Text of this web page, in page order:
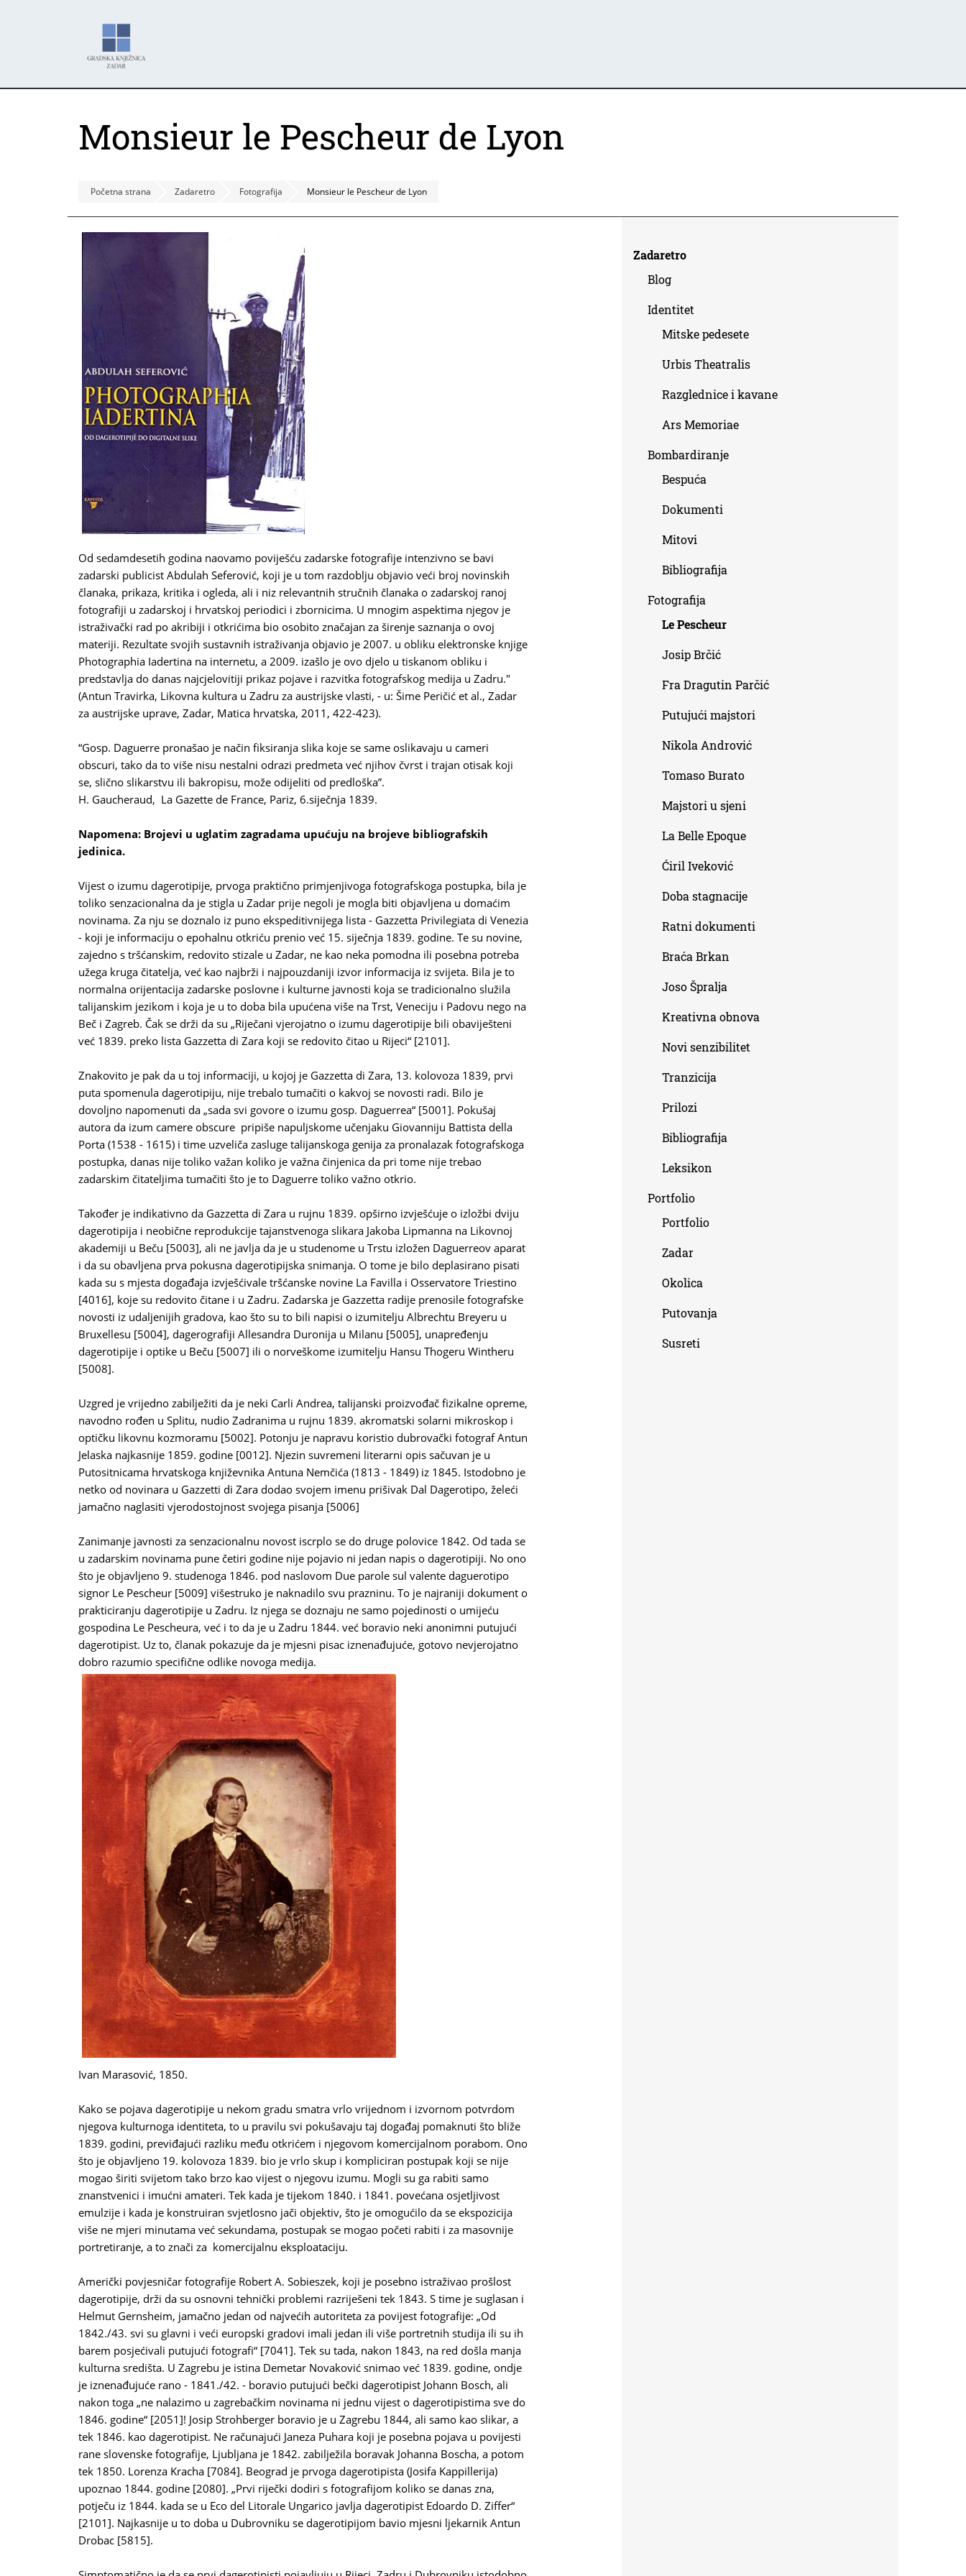
Monsieur le Pescheur de Lyon
Početna strana Zadaretro Fotografija Monsieur le Pescheur de Lyon
Od sedamdesetih godina naovamo poviješću zadarske fotografije intenzivno se bavi
zadarski publicist Abdulah Seferović, koji je u tom razdoblju objavio veći broj novinskih
članaka, prikaza, kritika i ogleda, ali i niz relevantnih stručnih članaka o zadarskoj ranoj
fotografiji u zadarskoj i hrvatskoj periodici i zbornicima. U mnogim aspektima njegov je
istraživački rad po akribiji i otkrićima bio osobito značajan za širenje saznanja o ovoj
materiji. Rezultate svojih sustavnih istraživanja objavio je 2007. u obliku elektronske knjige
Photographia Iadertina na internetu, a 2009. izašlo je ovo djelo u tiskanom obliku i
predstavlja do danas najcjelovitiji prikaz pojave i razvitka fotografskog medija u Zadru."
(Antun Travirka, Likovna kultura u Zadru za austrijske vlasti, - u: Šime Peričić et al., Zadar
za austrijske uprave, Zadar, Matica hrvatska, 2011, 422-423).
“Gosp. Daguerre pronašao je način fiksiranja slika koje se same oslikavaju u cameri
obscuri, tako da to više nisu nestalni odrazi predmeta već njihov čvrst i trajan otisak koji
se, slično slikarstvu ili bakropisu, može odijeliti od predloška”.
H. Gaucheraud, La Gazette de France, Pariz, 6.siječnja 1839.
Napomena: Brojevi u uglatim zagradama upućuju na brojeve bibliografskih
jedinica.
Vijest o izumu dagerotipije, prvoga praktično primjenjivoga fotografskoga postupka, bila je
toliko senzacionalna da je stigla u Zadar prije negoli je mogla biti objavljena u domaćim
novinama. Za nju se doznalo iz puno ekspeditivnijega lista - Gazzetta Privilegiata di Venezia
- koji je informaciju o epohalnu otkriću prenio već 15. siječnja 1839. godine. Te su novine,
zajedno s tršćanskim, redovito stizale u Zadar, ne kao neka pomodna ili posebna potreba
užega kruga čitatelja, već kao najbrži i najpouzdaniji izvor informacija iz svijeta. Bila je to
normalna orijentacija zadarske poslovne i kulturne javnosti koja se tradicionalno služila
talijanskim jezikom i koja je u to doba bila upućena više na Trst, Veneciju i Padovu nego na
Beč i Zagreb. Čak se drži da su „Riječani vjerojatno o izumu dagerotipije bili obaviješteni
već 1839. preko lista Gazzetta di Zara koji se redovito čitao u Rijeci“ [2101].
Znakovito je pak da u toj informaciji, u kojoj je Gazzetta di Zara, 13. kolovoza 1839, prvi
puta spomenula dagerotipiju, nije trebalo tumačiti o kakvoj se novosti radi. Bilo je
dovoljno napomenuti da „sada svi govore o izumu gosp. Daguerrea“ [5001]. Pokušaj
autora da izum camere obscure pripiše napuljskome učenjaku Giovanniju Battista della
Porta (1538 - 1615) i time uzveliča zasluge talijanskoga genija za pronalazak fotografskoga
postupka, danas nije toliko važan koliko je važna činjenica da pri tome nije trebao
zadarskim čitateljima tumačiti što je to Daguerre toliko važno otkrio.
Također je indikativno da Gazzetta di Zara u rujnu 1839. opširno izvješćuje o izložbi dviju
dagerotipija i neobične reprodukcije tajanstvenoga slikara Jakoba Lipmanna na Likovnoj
akademiji u Beču [5003], ali ne javlja da je u studenome u Trstu izložen Daguerreov aparat
i da su obavljena prva pokusna dagerotipijska snimanja. O tome je bilo deplasirano pisati
kada su s mjesta događaja izvješćivale tršćanske novine La Favilla i Osservatore Triestino
[4016], koje su redovito čitane i u Zadru. Zadarska je Gazzetta radije prenosile fotografske
novosti iz udaljenijih gradova, kao što su to bili napisi o izumitelju Albrechtu Breyeru u
Bruxellesu [5004], dagerografiji Allesandra Duronija u Milanu [5005], unapređenju
dagerotipije i optike u Beču [5007] ili o norveškome izumitelju Hansu Thogeru Wintheru
[5008].
Uzgred je vrijedno zabilježiti da je neki Carli Andrea, talijanski proizvođač fizikalne opreme,
navodno rođen u Splitu, nudio Zadranima u rujnu 1839. akromatski solarni mikroskop i
optičku likovnu kozmoramu [5002]. Potonju je napravu koristio dubrovački fotograf Antun
Jelaska najkasnije 1859. godine [0012]. Njezin suvremeni literarni opis sačuvan je u
Putositnicama hrvatskoga književnika Antuna Nemčića (1813 - 1849) iz 1845. Istodobno je
netko od novinara u Gazzetti di Zara dodao svojem imenu prišivak Dal Dagerotipo, želeći
jamačno naglasiti vjerodostojnost svojega pisanja [5006]
Zanimanje javnosti za senzacionalnu novost iscrplo se do druge polovice 1842. Od tada se
u zadarskim novinama pune četiri godine nije pojavio ni jedan napis o dagerotipiji. No ono
što je objavljeno 9. studenoga 1846. pod naslovom Due parole sul valente daguerotipo
signor Le Pescheur [5009] višestruko je naknadilo svu prazninu. To je najraniji dokument o
prakticiranju dagerotipije u Zadru. Iz njega se doznaju ne samo pojedinosti o umijeću
gospodina Le Pescheura, već i to da je u Zadru 1844. već boravio neki anonimni putujući
dagerotipist. Uz to, članak pokazuje da je mjesni pisac iznenađujuće, gotovo nevjerojatno
dobro razumio specifične odlike novoga medija.
Ivan Marasović, 1850.
Kako se pojava dagerotipije u nekom gradu smatra vrlo vrijednom i izvornom potvrdom
njegova kulturnoga identiteta, to u pravilu svi pokušavaju taj događaj pomaknuti što bliže
1839. godini, previđajući razliku među otkrićem i njegovom komercijalnom porabom. Ono
što je objavljeno 19. kolovoza 1839. bio je vrlo skup i kompliciran postupak koji se nije
mogao širiti svijetom tako brzo kao vijest o njegovu izumu. Mogli su ga rabiti samo
znanstvenici i imućni amateri. Tek kada je tijekom 1840. i 1841. povećana osjetljivost
emulzije i kada je konstruiran svjetlosno jači objektiv, što je omogućilo da se ekspozicija
više ne mjeri minutama već sekundama, postupak se mogao početi rabiti i za masovnije
portretiranje, a to znači za komercijalnu eksploataciju.
Američki povjesničar fotografije Robert A. Sobieszek, koji je posebno istraživao prošlost
dagerotipije, drži da su osnovni tehnički problemi razriješeni tek 1843. S time je suglasan i
Helmut Gernsheim, jamačno jedan od najvećih autoriteta za povijest fotografije: „Od
1842./43. svi su glavni i veći europski gradovi imali jedan ili više portretnih studija ili su ih
barem posjećivali putujući fotografi“ [7041]. Tek su tada, nakon 1843, na red došla manja
kulturna središta. U Zagrebu je istina Demetar Novaković snimao već 1839. godine, ondje
je iznenađujuće rano - 1841./42. - boravio putujući bečki dagerotipist Johann Bosch, ali
nakon toga „ne nalazimo u zagrebačkim novinama ni jednu vijest o dagerotipistima sve do
1846. godine“ [2051]! Josip Strohberger boravio je u Zagrebu 1844, ali samo kao slikar, a
tek 1846. kao dagerotipist. Ne računajući Janeza Puhara koji je posebna pojava u povijesti
rane slovenske fotografije, Ljubljana je 1842. zabilježila boravak Johanna Boscha, a potom
tek 1850. Lorenza Kracha [7084]. Beograd je prvoga dagerotipista (Josifa Kappillerija)
upoznao 1844. godine [2080]. „Prvi riječki dodiri s fotografijom koliko se danas zna,
potječu iz 1844. kada se u Eco del Litorale Ungarico javlja dagerotipist Edoardo D. Ziffer“
[2101]. Najkasnije u to doba u Dubrovniku se dagerotipijom bavio mjesni ljekarnik Antun
Drobac [5815].
Zadaretro
Blog
Identitet
Mitske pedesete
Urbis Theatralis
Razglednice i kavane
Ars Memoriae
Bombardiranje
Bespuća
Dokumenti
Mitovi
Bibliografija
Fotografija
Le Pescheur
Josip Brčić
Fra Dragutin Parčić
Putujući majstori
Nikola Andrović
Tomaso Burato
Majstori u sjeni
La Belle Epoque
Ćiril Iveković
Doba stagnacije
Ratni dokumenti
Braća Brkan
Joso Špralja
Kreativna obnova
Novi senzibilitet
Tranzicija
Prilozi
Bibliografija
Leksikon
Portfolio
Portfolio
Zadar
Okolica
Putovanja
Susreti